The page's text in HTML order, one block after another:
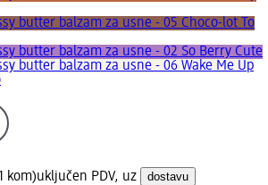
butter balzam za usne - 05 Choco-lot To
butter balzam za usne - 02 So Berry Cute
butter balzam za usne - 06 Wake Me Up
kom)uključen PDV, uz dostavu